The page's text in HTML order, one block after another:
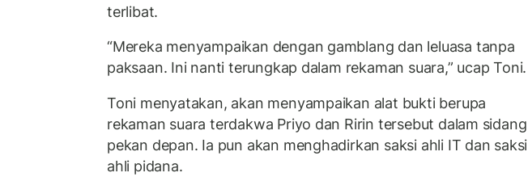
terlibat.
“Mereka menyampaikan dengan gamblang dan leluasa tanpa
paksaan. Ini nanti terungkap dalam rekaman suara,” ucap Toni.
Toni menyatakan, akan menyampaikan alat bukti berupa
rekaman suara terdakwa Priyo dan Ririn tersebut dalam sidang
pekan depan. Ia pun akan menghadirkan saksi ahli IT dan saksi
ahli pidana.